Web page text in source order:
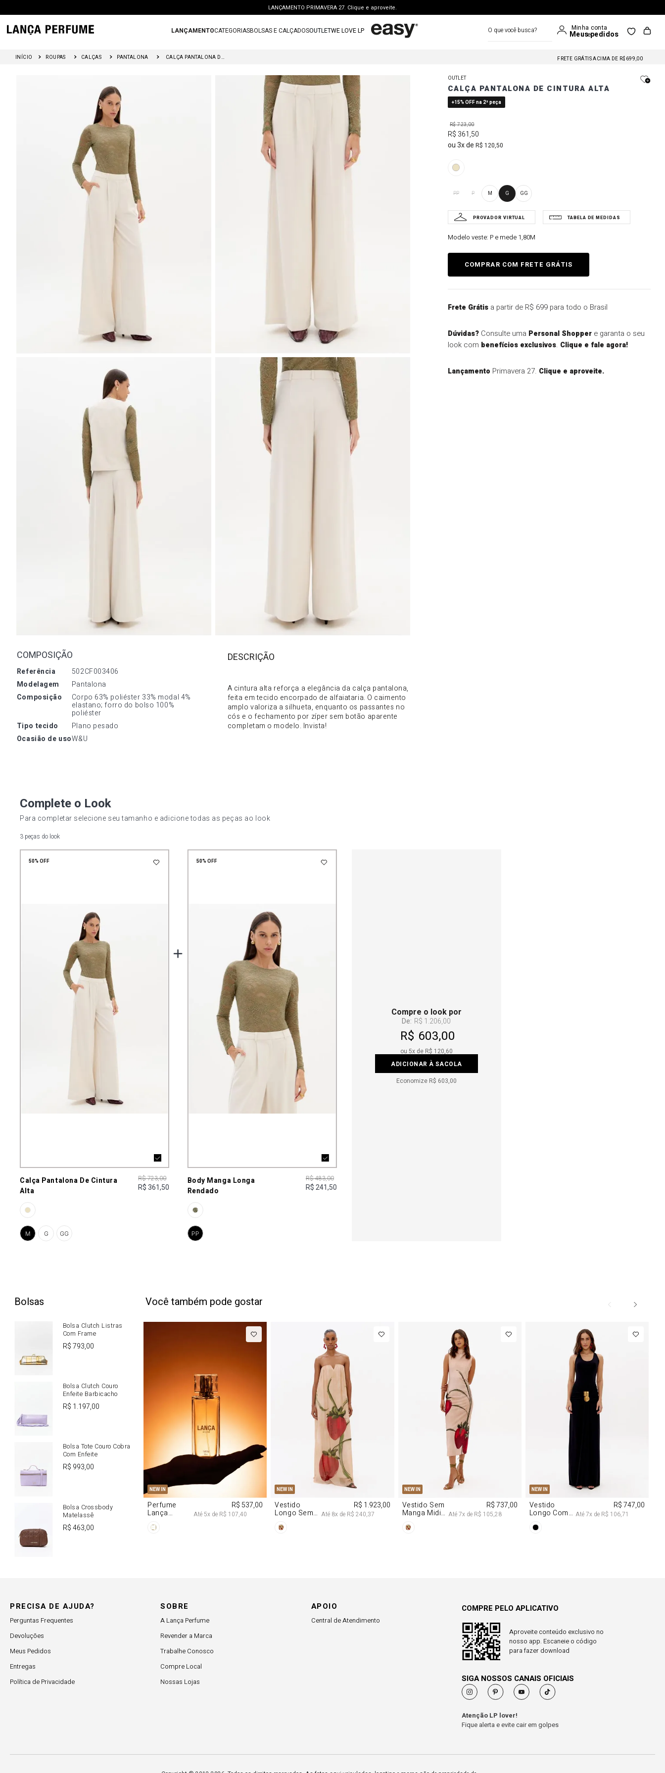
LANÇAMENTO PRIMAVERA 27. Clique e aproveite.
PERSONAL SHOPPER | garanta benefícios exclusivos. CONSULTAR >
FRETE GRÁTIS | a partir de R$ 699. APROVEITAR >
LANÇAMENTOCATEGORIASBOLSAS E CALÇADOSOUTLETWE LOVE LP
ROUPAS CALÇAS PANTALONA CALÇA PANTALONA DE CINTURA ALTA
FRETE GRÁTIS ACIMA DE R$699,00
FRETE GRÁTIS NAS COMPRAS A PARTIR DE R$699
FRETE GRÁTIS ACIMA DE R$699,00
COMPOSIÇÃO
referência
502CF003406
modelagem
Pantalona
composição
Corpo 63% poliéster 33% modal 4%
elastano; forro do bolso 100%
poliéster
tipo tecido
Plano pesado
ocasião de usoW&U
A cintura alta reforça a elegância da calça pantalona,
feita em tecido encorpado de alfaiataria. O caimento
amplo valoriza a silhueta, enquanto os passantes no
cós e o fechamento por zíper sem botão aparente
completam o modelo. Invista!
OUTLET
CALÇA PANTALONA DE CINTURA ALTA
+15% OFF na 2ª peça
R$723,00
R$ 361,50
3
R$ 120,50
PP P M G GG
Modelo veste: P e mede 1,80M
Frete Grátisa partir de R$ 699 para todo o Brasil
Dúvidas?Consulte uma Personal Shoppere garanta o seu
look com benefícios exclusivos. Clique e fale agora!
Lançamento Primavera 27. Clique e aproveite.
Complete o Look
Para completar selecione seu tamanho e adicione todas as peças ao look
3 peças do look
50% OFF
Calça Pantalona De Cintura
Alta
R$ 723,00
R$ 361,50
G GG
M
50% OFF
Body Manga Longa
Rendado
R$ 483,00
R$ 241,50
PP
Compre o look por
De: R$ 1.206,00
R$ 603,00
ou 5x de R$ 120,60
ADICIONAR À SACOLA
Economize R$ 603,00
Bolsas
Bolsa Clutch Listras
Com Frame
R$793,00
Bolsa Clutch Couro
Enfeite Barbicacho
R$ 1.197,00
Bolsa Tote Couro Cobra
Com Enfeite
R$ 993,00
Bolsa Crossbody
Matelassê
R$463,00
Você também pode gostar
NEW IN
U
Perfume
Lança
R$ 537,00
Até 5x de R$ 107,40
NEW IN
G
Vestido
Longo Sem
Chiffon
R$ 1.923,00
Até 8x de R$ 240,37
NEW IN
PP M
Vestido Sem
Manga Midi
Morango
R$ 737,00
Até7x de R$ 105,28
NEW IN
PP M
Vestido
Longo Com
Na Frente
R$ 747,00
Até7x de R$ 106,71
PRECISA DE AJUDA?
Perguntas Frequentes
Devoluções
Meus Pedidos
Entregas
Política de Privacidade
SOBRE
A Lança Perfume
Revender a Marca
Trabalhe Conosco
Compre Local
Nossas Lojas
APOIO
Central de Atendimento
COMPRE PELO APLICATIVO
Aproveite conteúdo exclusivo no
nosso app. Escaneie o código
para fazer download
SIGA NOSSOS CANAIS OFICIAIS
Atenção LP lover!
Fique alerta e evite cair em golpes
2º
bolsa
3º
calca jeans
4º
5º
6º
vestido curto
7º